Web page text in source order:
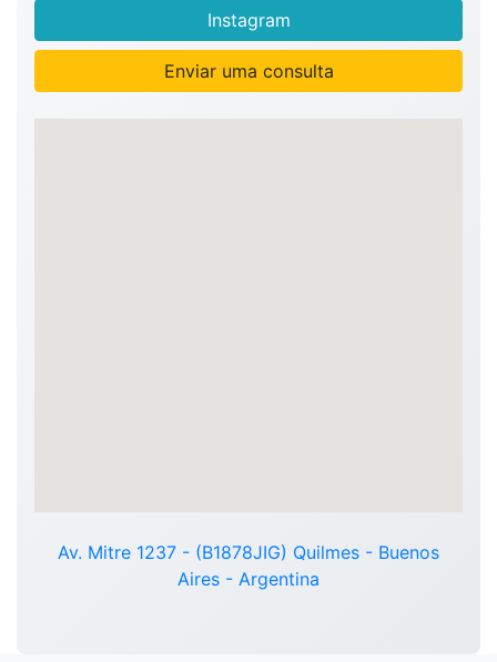
Instagram
Enviar uma consulta
Av. Mitre 1237 - (B1878JIG) Quilmes - Buenos
Aires - Argentina